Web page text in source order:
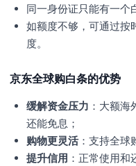
同一身份证只能有一个
如额度不够，可通过按
度。
京东全球购白条的优势
缓解资金压力 ：大额
还能免息；
购物更灵活：支持全球
提升信用 ：正常使用和